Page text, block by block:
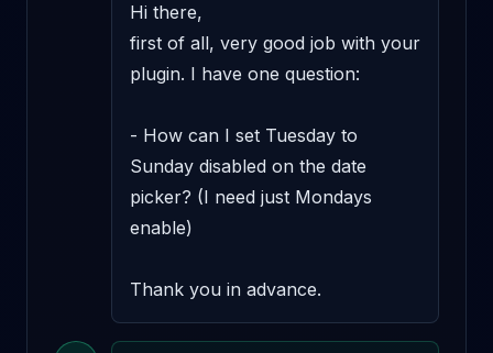
Hi there,
first of all, very good job with your
plugin. I have one question:
- How can I set Tuesday to
Sunday disabled on the date
picker? (I need just Mondays
enable)
Thank you in advance.